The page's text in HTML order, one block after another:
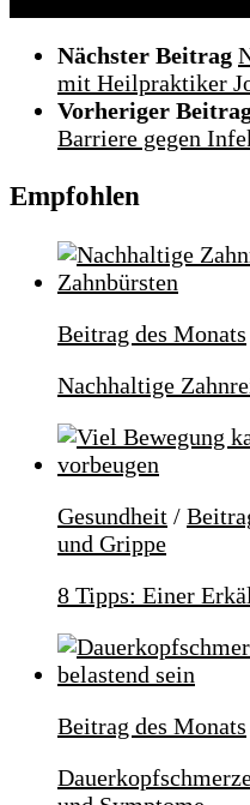
Nächster Beitrag
mit Heilpraktiker
Vorheriger
Barriere gegen
Empfohlen
Beitrag des Monats
Nachhaltige
Gesundheit /
und Grippe
8 Tipps: Einer
Beitrag des Monats